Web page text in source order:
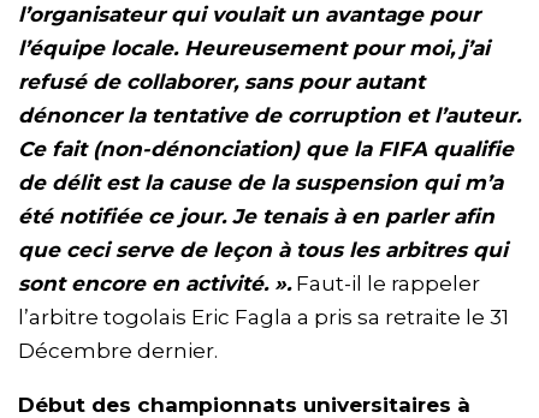
l’organisateur qui voulait un avantage pour
l’équipe locale. Heureusement pour moi, j’ai
refusé de collaborer, sans pour autant
dénoncer la tentative de corruption et l’auteur.
Ce fait (non-dénonciation) que la FIFA qualifie
de délit est la cause de la suspension qui m’a
été notifiée ce jour. Je tenais à en parler afin
que ceci serve de leçon à tous les arbitres qui
sont encore en activité. ». Faut-il le rappeler
l’arbitre togolais Eric Fagla a pris sa retraite le 31
Décembre dernier.
Début des championnats universitaires à